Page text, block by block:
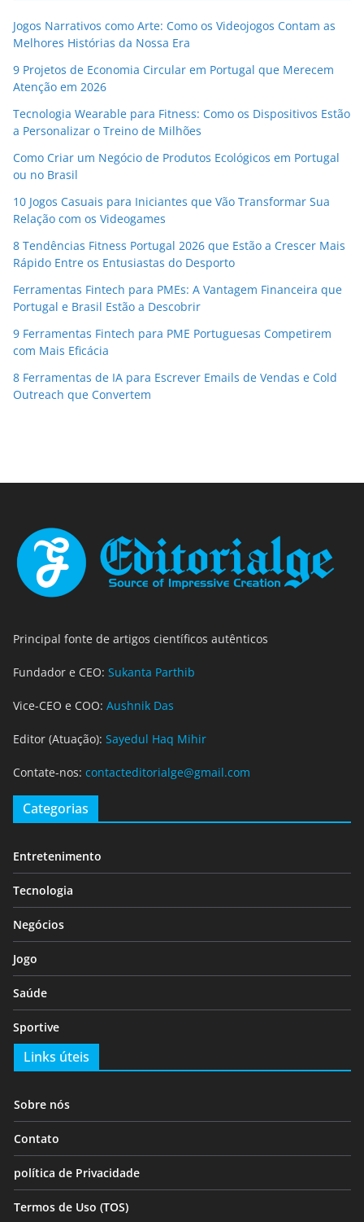
Jogos Narrativos como Arte: Como os Videojogos Contam as
Melhores Histórias da Nossa Era
9 Projetos de Economia Circular em Portugal que Merecem
Atenção em 2026
Tecnologia Wearable para Fitness: Como os Dispositivos Estão
a Personalizar o Treino de Milhões
Como Criar um Negócio de Produtos Ecológicos em Portugal
ou no Brasil
10 Jogos Casuais para Iniciantes que Vão Transformar Sua
Relação com os Videogames
8 Tendências Fitness Portugal 2026 que Estão a Crescer Mais
Rápido Entre os Entusiastas do Desporto
Ferramentas Fintech para PMEs: A Vantagem Financeira que
Portugal e Brasil Estão a Descobrir
9 Ferramentas Fintech para PME Portuguesas Competirem
com Mais Eficácia
8 Ferramentas de IA para Escrever Emails de Vendas e Cold
Outreach que Convertem
Principal fonte de artigos científicos autênticos
Fundador e CEO: Sukanta Parthib
Vice-CEO e COO: Aushnik Das
Editor (Atuação): Sayedul Haq Mihir
Contate-nos: contacteditorialge@gmail.com
Categorias
Entretenimento
Tecnologia
Negócios
Jogo
Saúde
Sportive
Links úteis
Sobre nós
Contato
política de Privacidade
Termos de Uso (TOS)